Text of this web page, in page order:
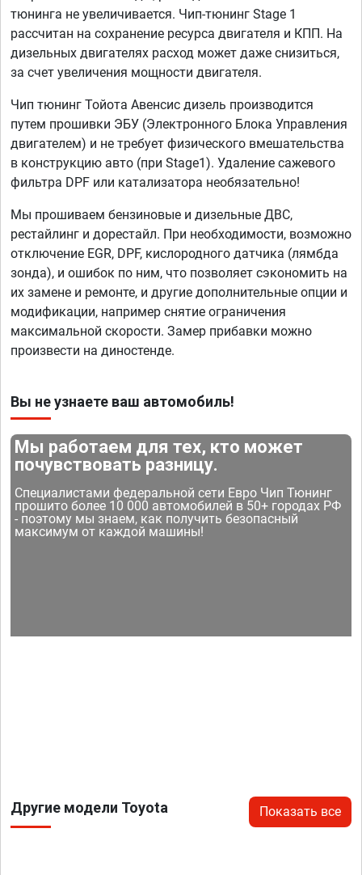
тюнинга не увеличивается. Чип-тюнинг Stage 1
рассчитан на сохранение ресурса двигателя и КПП. На
дизельных двигателях расход может даже снизиться,
за счет увеличения мощности двигателя.
Чип тюнинг Тойота Авенсис дизель производится
путем прошивки ЭБУ (Электронного Блока Управления
двигателем) и не требует физического вмешательства
в конструкцию авто (при Stage1). Удаление сажевого
фильтра DPF или катализатора необязательно!
Мы прошиваем бензиновые и дизельные ДВС,
рестайлинг и дорестайл. При необходимости, возможно
отключение EGR, DPF, кислородного датчика (лямбда
зонда), и ошибок по ним, что позволяет сэкономить на
их замене и ремонте, и другие дополнительные опции и
модификации, например снятие ограничения
максимальной скорости. Замер прибавки можно
произвести на диностенде.
Вы не узнаете ваш автомобиль!
Мы работаем для тех, кто может
почувствовать разницу.
Специалистами федеральной сети Евро Чип Тюнинг
прошито более 10 000 автомобилей в 50+ городах РФ
- поэтому мы знаем, как получить безопасный
максимум от каждой машины!
Другие модели Toyota Показать все